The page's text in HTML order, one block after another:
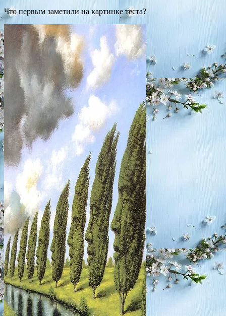
Что первым заметили на картинке теста?